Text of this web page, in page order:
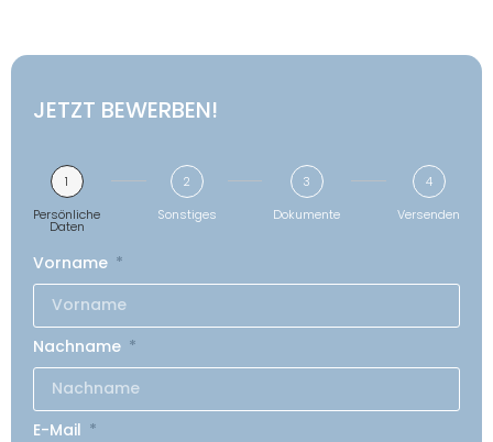
JETZT BEWERBEN!
1
Persönliche
Daten
2
Sonstiges
3
Dokumente
4
Versenden
Vorname
Nachname
E-Mail